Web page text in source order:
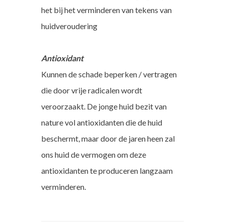
het bij het verminderen van tekens van
huidveroudering
Antioxidant
Kunnen de schade beperken / vertragen
die door vrije radicalen wordt
veroorzaakt. De jonge huid bezit van
nature vol antioxidanten die de huid
beschermt, maar door de jaren heen zal
ons huid de vermogen om deze
antioxidanten te produceren langzaam
verminderen.